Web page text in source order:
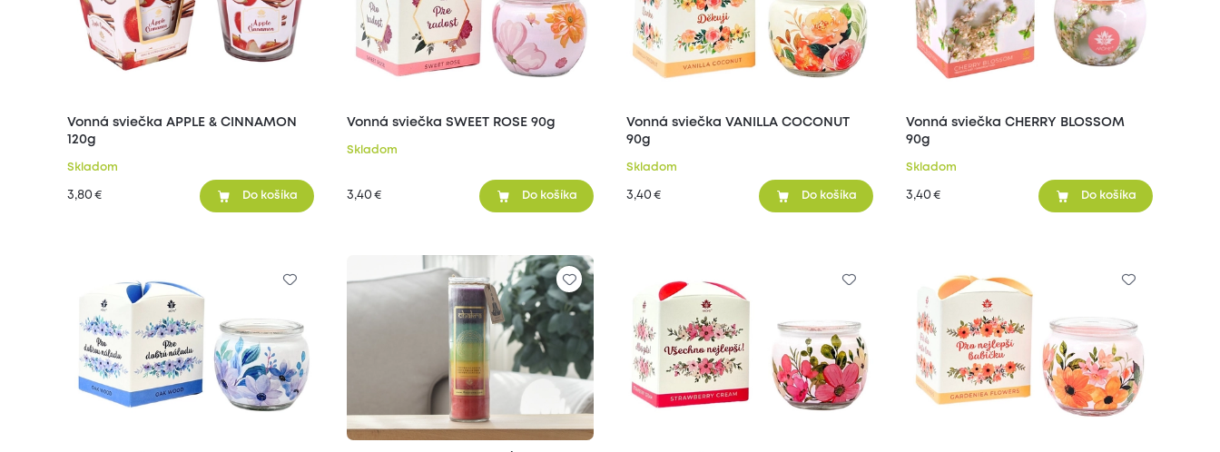
Vonná sviečka APPLE & CINNAMON
120g
Skladom
3,80 € Do košíka
Vonná sviečka SWEET ROSE 90g
Skladom
3,40 € Do košíka
Vonná sviečka VANILLA COCONUT
90g
Skladom
3,40 € Do košíka
Vonná sviečka CHERRY BLOSSOM
90g
Skladom
3,40 € Do košíka